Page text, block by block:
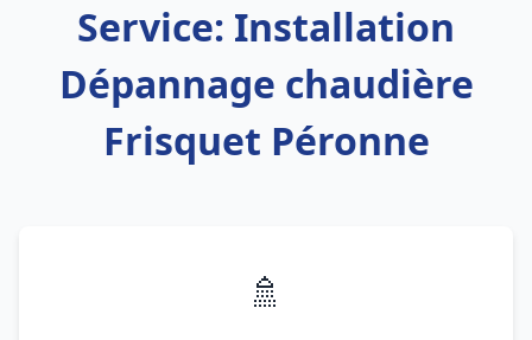
Service: Installation
Dépannage chaudière
Frisquet Péronne
🚿